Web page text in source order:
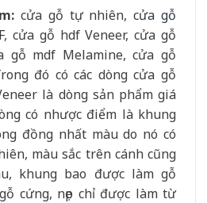
cửa gỗ tự nhiên,cửa gỗ
, cửa gỗ hdf Veneer, cửa gỗ
gỗ mdf Melamine, cửa gỗ
đó có các dòng cửa gỗ
là dòng sản phẩm giá
có nhược điểm là khung
đồng nhất màu do nó có
màu sắc trên cánh cũng
khung bao được làm gỗ
cứng, nẹp chỉ được làm từ